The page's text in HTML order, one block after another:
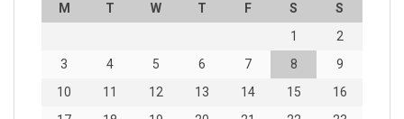
M T W T F S
S
1
2
3
4 5 6 7 8
9
10
11 12 13 14 15
16